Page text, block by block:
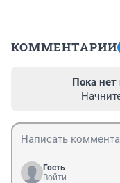
КОММЕНТАРИИ
Пока нет
Гость
Войти